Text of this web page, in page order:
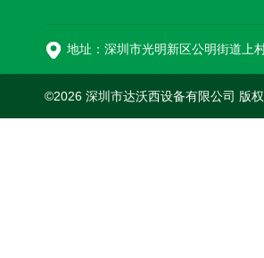
地址：深圳市光明新区公明街道上
©2026 深圳市达沃西设备有限公司 版